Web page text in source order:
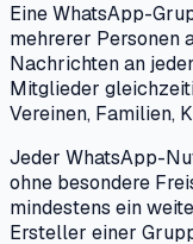
Eine WhatsApp-
mehrerer Personen
Nachrichten an
Mitglieder
Vereinen, Familien,
Jeder WhatsApp-
ohne besondere
mindestens ein
Ersteller einer